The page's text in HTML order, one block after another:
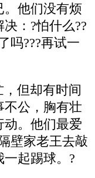
。他们没有烦
：?怕什么??
吗???再试一
但却有时间
不公，胸有壮
动。他们最爱
壁家老王去敲
起踢球。?